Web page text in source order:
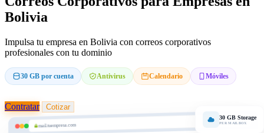
Bolivia
Impulsa tu empresa en Bolivia con correos corporativos
profesionales con tu dominio
30 GB por cuenta Antivirus Calendario Móviles
Contratar Cotizar
30 GB Storage
PER MAILBOX
mail.tuempresa.com